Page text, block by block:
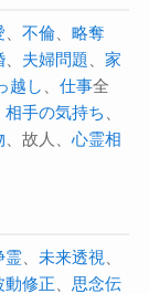
不倫、 略奪
、 夫婦問題
家
越し 仕事全
相手の気持ち
、故人、 心霊相
霊、 未来透視
動修正
思念伝